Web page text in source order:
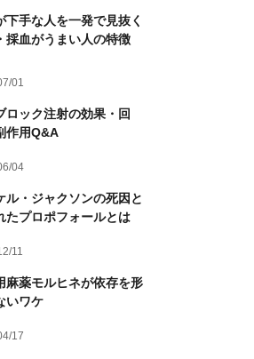
下手な人を一発で見抜く
採血がうまい人の特徴
01
ロック注射の効果・回
作用Q&A
04
ル・ジャクソンの死因と
たプロポフォールとは
11
麻薬モルヒネが依存を形
いワケ
17